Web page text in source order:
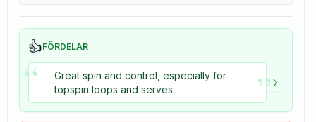
Tackiness 8.2
👍FÖRDELAR
“
Great spin and control, especially for
topspin loops and serves.
”